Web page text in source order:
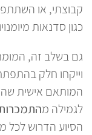
קבוצתי, או
כגון סדנאות
גם בשלב זה,
וייקחו חלק
המותאם אישית
לגמילה מ
הסיוע הדרוש לכל